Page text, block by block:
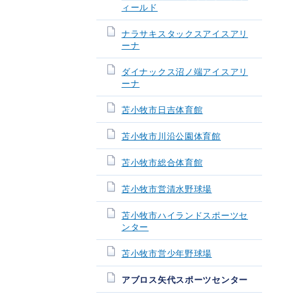
ィールド
ナラサキスタックスアイスアリ
ーナ
ダイナックス沼ノ端アイスアリ
ーナ
苫小牧市日吉体育館
苫小牧市川沿公園体育館
苫小牧市総合体育館
苫小牧市営清水野球場
苫小牧市ハイランドスポーツセ
ンター
苫小牧市営少年野球場
アブロス矢代スポーツセンター